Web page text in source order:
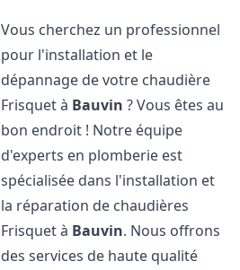
Vous cherchez un professionnel
pour l'installation et le
dépannage de votre chaudière
Frisquet à Bauvin ? Vous êtes au
bon endroit ! Notre équipe
d'experts en plomberie est
spécialisée dans l'installation et
la réparation de chaudières
Frisquet à Bauvin. Nous offrons
des services de haute qualité